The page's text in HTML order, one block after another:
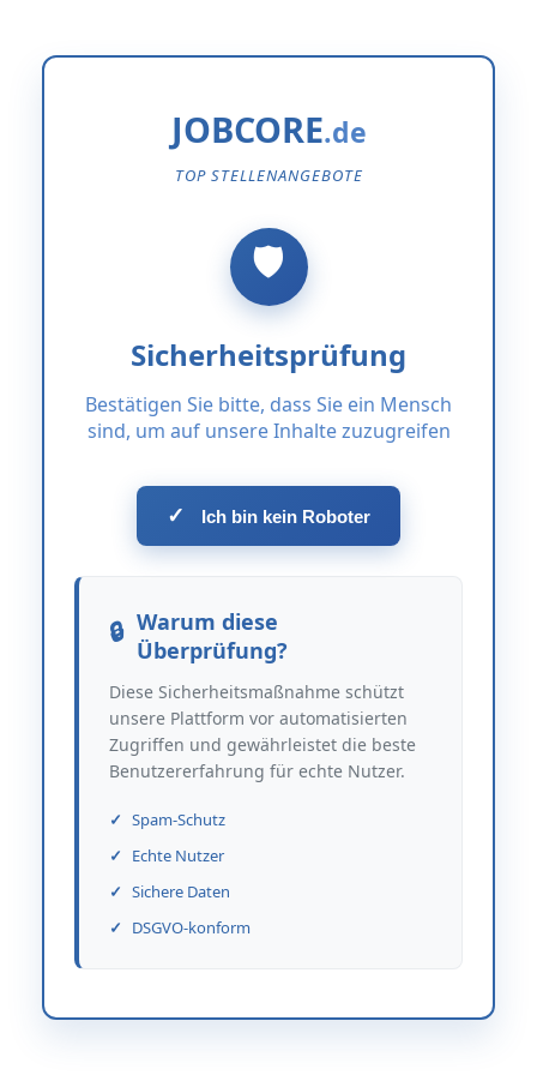
JOBCORE
TOP STELLENANGEBOTE
Sicherheitsprüfung
Bestätigen Sie bitte, dass Sie ein Mensch
sind, um auf unsere Inhalte zuzugreifen
✓ Ich bin kein Roboter
Warum diese
Überprüfung?
Diese Sicherheitsmaßnahme schützt
unsere Plattform vor automatisierten
Zugriffen und gewährleistet die beste
Benutzererfahrung für echte Nutzer.
Spam-Schutz
Echte Nutzer
Sichere Daten
DSGVO-konform